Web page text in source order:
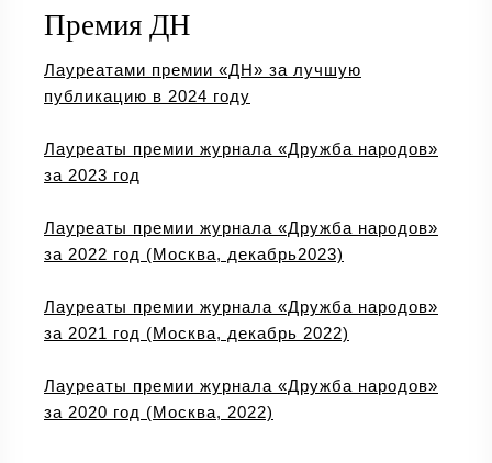
Премия ДН
Лауреатами премии «ДН» за лучшую
публикацию в 2024 году
Лауреаты премии журнала «Дружба народов»
за 2023 год
Лауреаты премии журнала «Дружба народов»
за 2022 год (Москва, декабрь2023)
Лауреаты премии журнала «Дружба народов»
за 2021 год (Москва, декабрь 2022)
Лауреаты премии журнала «Дружба народов»
за 2020 год (Москва, 2022)